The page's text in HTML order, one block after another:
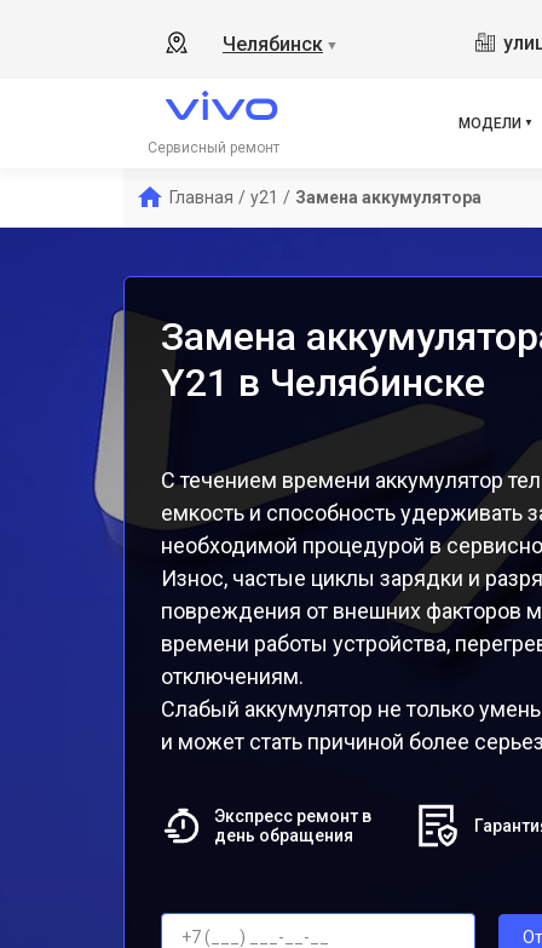
Челябинск ▼
Сервисный ремонт
МОДЕЛИ
Y19
V23
Y12
Главная / y21 / Замена аккумулятора
Замена
Y21 в Челябинске
С течением времени аккумулятор
емкость и способность удерживать
необходимой процедурой в
Износ, частые циклы зарядки и
повреждения от внешних факторов
времени работы устройства,
отключениям.
Слабый аккумулятор не только
и может стать причиной более
Экспресс ремонт в
день обращения